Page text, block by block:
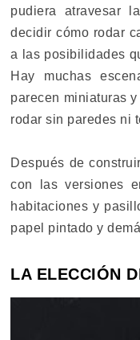
pudiera atravesar
decidir cómo rodar
a las posibilidades
Hay muchas
parecen miniaturas
rodar sin paredes ni
Después de
con las versiones
habitaciones y
papel pintado y
LA ELECCIÓN